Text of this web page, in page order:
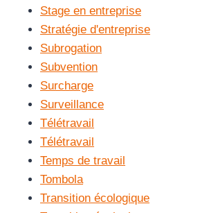
Stage en entreprise
Stratégie d'entreprise
Subrogation
Subvention
Surcharge
Surveillance
Télétravail
Télétravail
Temps de travail
Tombola
Transition écologique